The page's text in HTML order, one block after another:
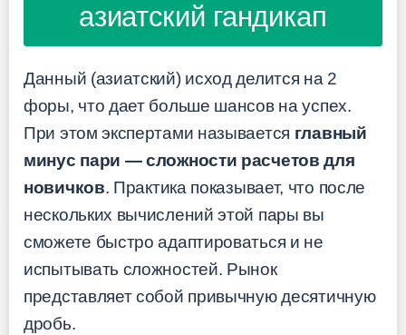
азиатский гандикап
Данный (азиатский) исход делится на 2
форы, что дает больше шансов на успех.
При этом экспертами называется главный
минус пари — сложности расчетов для
новичков. Практика показывает, что после
нескольких вычислений этой пары вы
сможете быстро адаптироваться и не
испытывать сложностей. Рынок
представляет собой привычную десятичную
дробь.